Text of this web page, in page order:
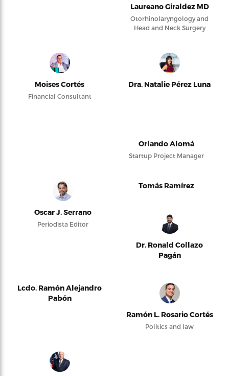
Laureano Giraldez MD
Otorhinolaryngology and
Head and Neck Surgery
Moises Cortés
Financial Consultant
Dra. Natalie Pérez Luna
Orlando Alomá
Startup Project Manager
Oscar J. Serrano
Periodista Editor
Tomás Ramírez
Dr. Ronald Collazo
Pagán
Lcdo. Ramón Alejandro
Pabón
Ramón L. Rosario Cortés
Politics and law